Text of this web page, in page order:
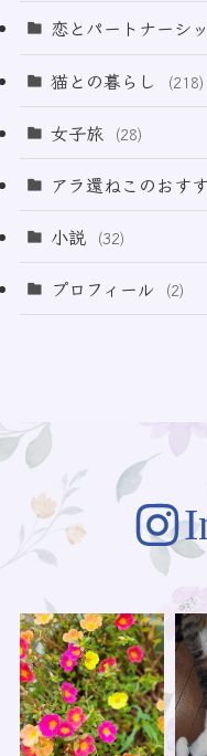
(49) (21)
(2)
恋とパートナーシ
(33)
(3)
猫との暮らし (218)
(21)
(73)
女子旅 (28)
アラ還ねこのおす
小説 (32)
プロフィール (2)